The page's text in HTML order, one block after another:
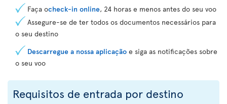
Faça ocheck-in online, 24 horas e menos antes do seu voo
Assegure-se de ter todos os documentos necessários para
o seu destino
Descarregue a nossa aplicação e siga as notificações sobre
o seu voo
Requisitos de entrada por destino